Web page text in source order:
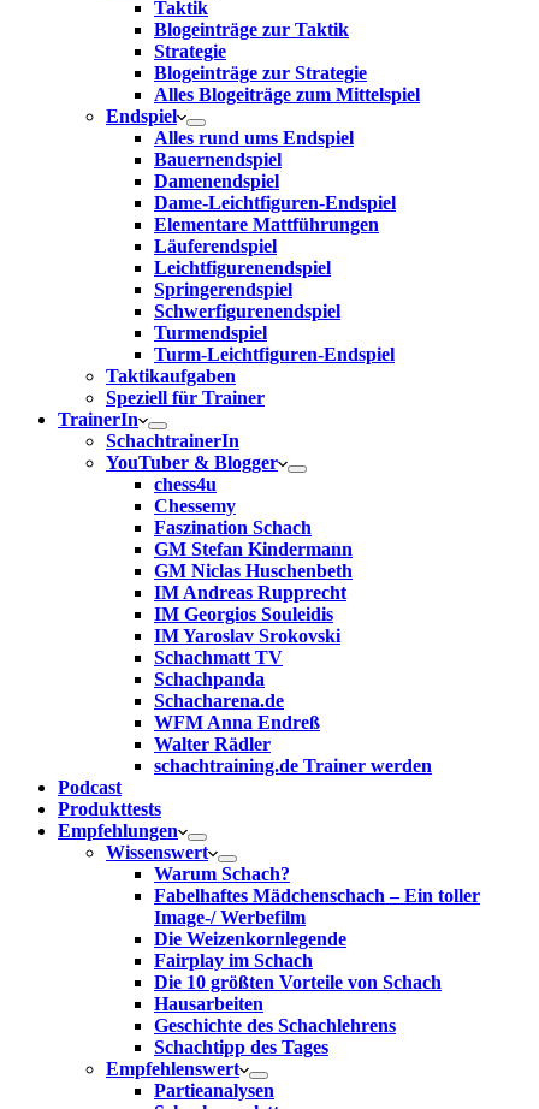
Taktik
Blogeinträge zur Taktik
Strategie
Blogeinträge zur Strategie
Alles Blogeiträge zum Mittelspiel
Endspiel
Alles rund ums Endspiel
Bauernendspiel
Damenendspiel
Dame-Leichtfiguren-Endspiel
Elementare Mattführungen
Läuferendspiel
Leichtfigurenendspiel
Springerendspiel
Schwerfigurenendspiel
Turmendspiel
Turm-Leichtfiguren-Endspiel
Taktikaufgaben
Speziell für Trainer
TrainerIn
SchachtrainerIn
YouTuber & Blogger
chess4u
Chessemy
Faszination Schach
GM Stefan Kindermann
GM Niclas Huschenbeth
IM Andreas Rupprecht
IM Georgios Souleidis
IM Yaroslav Srokovski
Schachmatt TV
Schachpanda
Schacharena.de
WFM Anna Endreß
Walter Rädler
schachtraining.de Trainer werden
Podcast
Produkttests
Empfehlungen
Wissenswert
Warum Schach?
Fabelhaftes Mädchenschach – Ein toller
Image-/ Werbefilm
Die Weizenkornlegende
Fairplay im Schach
Die 10 größten Vorteile von Schach‎
Hausarbeiten
Geschichte des Schachlehrens
Schachtipp des Tages
Empfehlenswert
Partieanalysen